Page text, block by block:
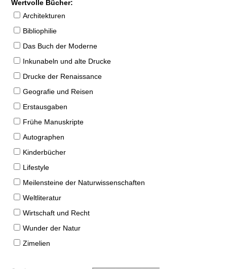
Wertvolle Bücher:
Architekturen
Bibliophilie
Das Buch der Moderne
Inkunabeln und alte Drucke
Drucke der Renaissance
Geografie und Reisen
Erstausgaben
Frühe Manuskripte
Autographen
Kinderbücher
Lifestyle
Meilensteine der Naturwissenschaften
Weltliteratur
Wirtschaft und Recht
Wunder der Natur
Zimelien